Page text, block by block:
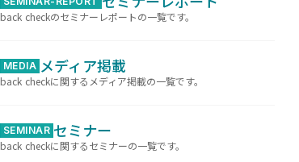
back checkのセミナーレポートの一覧です。
MEDIA メディア掲載
back checkに関するメディア掲載の一覧です。
SEMINAR セミナー
back checkに関するセミナーの一覧です。